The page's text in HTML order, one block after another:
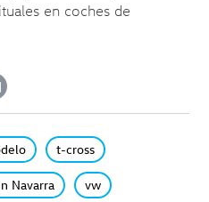
en coches de
t-cross
Navarra vw